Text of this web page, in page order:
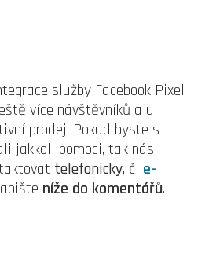
služby Facebook Pixel
více návštěvníků a u
prodej. Pokud byste s
jakkoli pomoci, tak nás
telefonicky, či e-
níže do komentářů.